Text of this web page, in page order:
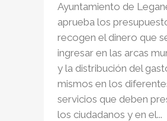
Ayuntamiento de
aprueba los
recogen el dinero que
ingresar en las arcas
y la distribución del
mismos en los
servicios que deben
los ciudadanos y en el...